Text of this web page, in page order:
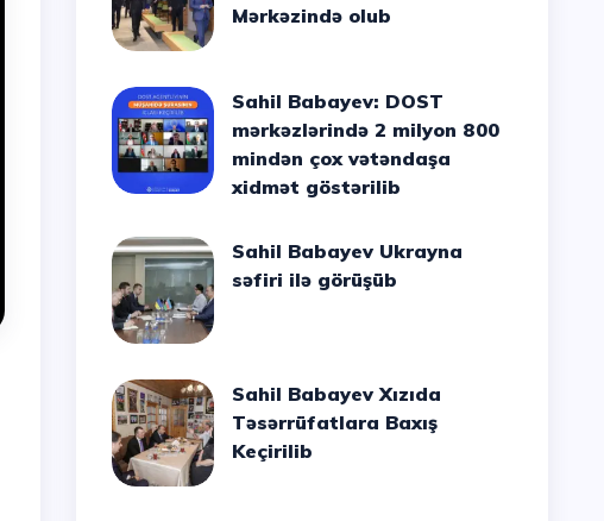
Mərkəzində olub
Sahil Babayev: DOST
mərkəzlərində 2 milyon 800
mindən çox vətəndaşa
xidmət göstərilib
Sahil Babayev Ukrayna
səfiri ilə görüşüb
Sahil Babayev Xızıda
Təsərrüfatlara Baxış
Keçirilib